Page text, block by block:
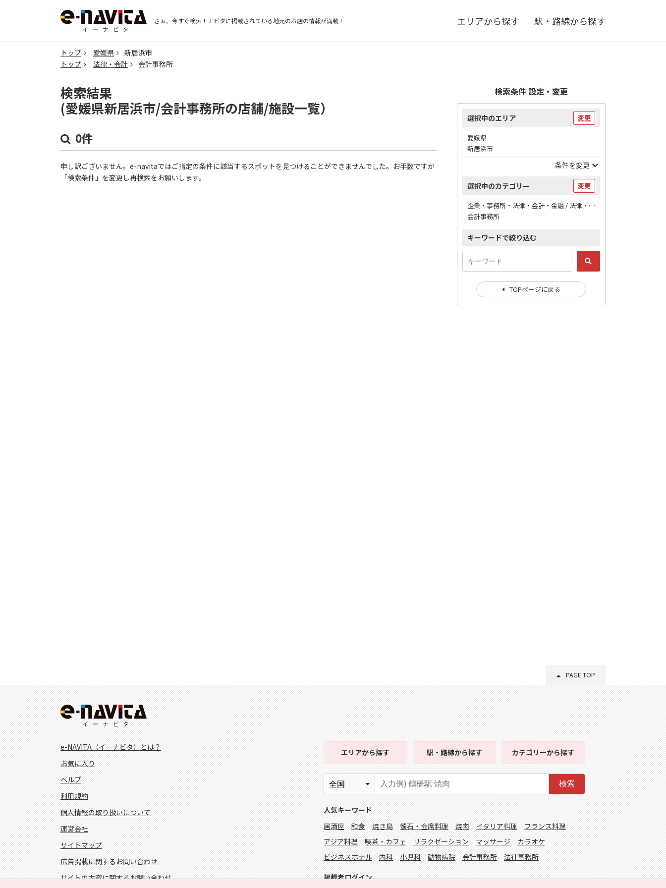
さぁ、今すぐ検索！ ナビタに掲載されている地元のお店の情報が満載！ エリアから探す 駅・路線から探す
トップ 愛媛県
新居浜市
トップ
法律・会計 会計事務所
検索結果
(愛媛県新居浜市/会計事務所の店舗/施設一覧）
0件
申し訳ございません。e-navitaではご指定の条件に該当するスポットを見つけることができませんでした。お手数ですが
「検索条件」を変更し再検索をお願いします。
検索条件 設定・変更
選択中のエリア 変更
愛媛県
新居浜市
条件を変更
選択中のカテゴリー 変更
企業・事務所・法律・会計・金融 / 法律・会計
会計事務所
キーワードで絞り込む
TOPページに戻る
PAGE TOP
e-NAVITA（イーナビタ）とは？
お気に入り
ヘルプ
利用規約
個人情報の取り扱いについて
運営会社
サイトマップ
広告掲載に関するお問い合わせ
サイトの内容に関するお問い合わせ
エリアから探す 駅・路線から探す カテゴリーから探す
検索
人気キーワード
居酒屋
和食 焼き鳥 懐石・会席料理 焼肉 イタリア料理
フランス料理
アジア料理
喫茶・カフェ リラクゼーション マッサージ
カラオケ
ビジネスホテル
内科 小児科 動物病院 会計事務所 法律事務所
掲載者ログイン